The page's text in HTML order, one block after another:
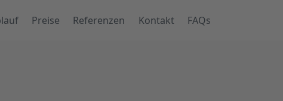
Preise Referenzen Kontakt FAQs